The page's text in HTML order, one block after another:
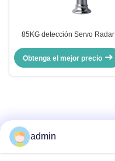
85KG detección Servo Radar
del ventilador de exploración
Obtenga el mejor precio
admin